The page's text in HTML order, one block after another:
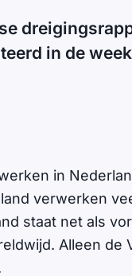
in de
in
verwerken
staat net als
Alleen de